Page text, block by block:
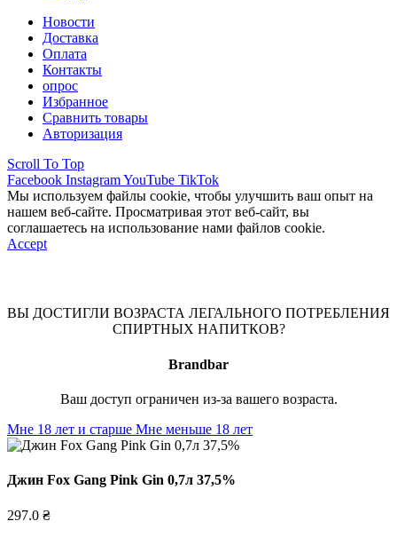
Новости
Доставка
Оплата
Контакты
опрос
Избранное
Сравнить товары
Авторизация
Scroll To Top
Facebook InstagramYouTube TikTok
Мы используем файлы cookie, чтобы улучшить ваш опыт на
нашем веб-сайте. Просматривая этот веб-сайт, вы
соглашаетесь на использование нами файлов cookie.
Accept
ВЫ ДОСТИГЛИ ВОЗРАСТА ЛЕГАЛЬНОГО ПОТРЕБЛЕНИЯ
СПИРТНЫХ НАПИТКОВ?
Brandbar
Ваш доступ ограничен из-за вашего возраста.
Мне 18 лет и старше Мне меньше 18 лет
Джин Fox Gang Pink Gin 0,7л 37,5%
297.0 ₴